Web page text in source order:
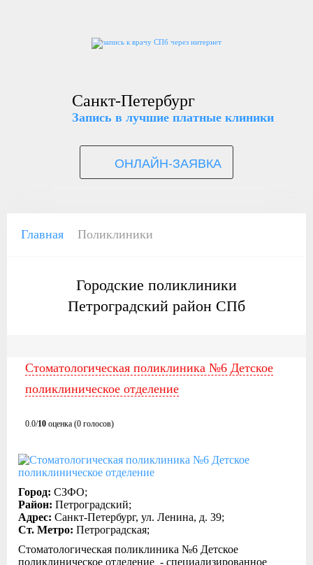
Санкт-Петербург
Запись в лучшие платные клиники
ОНЛАЙН-ЗАЯВКА
Главная Поликлиники
Городские поликлиники
Петроградский район СПб
Стоматологическая поликлиника №6 Детское
поликлиническое отделение
0.0/10 оценка (0 голосов)
Город: СЗФО;
Район: Петроградский;
Адрес: Санкт-Петербург, ул. Ленина, д. 39;
Ст. Метро: Петроградская;
Стоматологическая поликлиника №6 Детское
поликлиническое отделение - специализированное